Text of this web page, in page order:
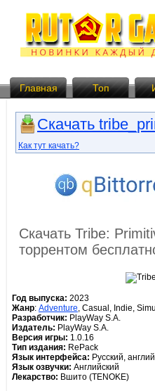
Главная Топ
Скачать
Как тут качать?
Скачать Tribe:
торрентом
Год выпуска: 2023
Жанр: Adventure, Casual, Indie,
Разработчик: PlayWay S.A.
Издатель: PlayWay S.A.
Версия игры: 1.0.16
Тип издания: RePack
Язык интерфейса: Русский,
Язык озвучки: Английский
Лекарство: Вшито (TENOKE)